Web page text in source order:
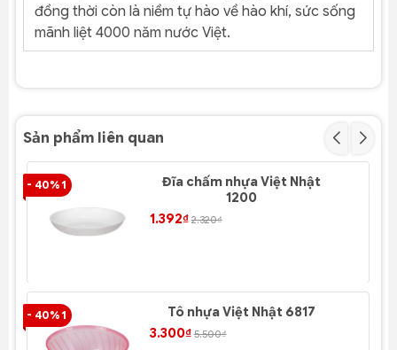
đồng thời còn là niềm tự hào về hào khí, sức sống
mãnh liệt 4000 năm nước Việt.
Sản phẩm liên quan
- 40% 1
Đĩa chấm nhựa Việt Nhật
1200
1.392₫ 2.320₫
- 40% 1
Tô nhựa Việt Nhật 6817
3.300₫ 5.500₫